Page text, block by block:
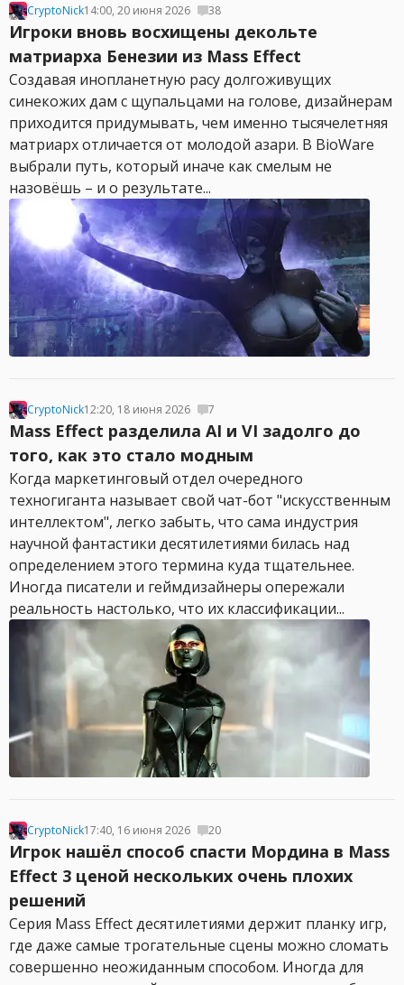
CryptoNick14:00, 20 июня 2026 38
Игроки вновь восхищены декольте
матриарха Бенезии из Mass Effect
Создавая инопланетную расу долгоживущих
синекожих дам с щупальцами на голове, дизайнерам
приходится придумывать, чем именно тысячелетняя
матриарх отличается от молодой азари. В BioWare
выбрали путь, который иначе как смелым не
назовёшь – и о результате...
CryptoNick12:20, 18 июня 2026 7
Mass Effect разделила AI и VI задолго до
того, как это стало модным
Когда маркетинговый отдел очередного
техногиганта называет свой чат-бот "искусственным
интеллектом", легко забыть, что сама индустрия
научной фантастики десятилетиями билась над
определением этого термина куда тщательнее.
Иногда писатели и геймдизайнеры опережали
реальность настолько, что их классификации...
CryptoNick17:40, 16 июня 2026 20
Игрок нашёл способ спасти Мордина в Mass
Effect 3 ценой нескольких очень плохих
решений
Серия Mass Effect десятилетиями держит планку игр,
где даже самые трогательные сцены можно сломать
совершенно неожиданным способом. Иногда для